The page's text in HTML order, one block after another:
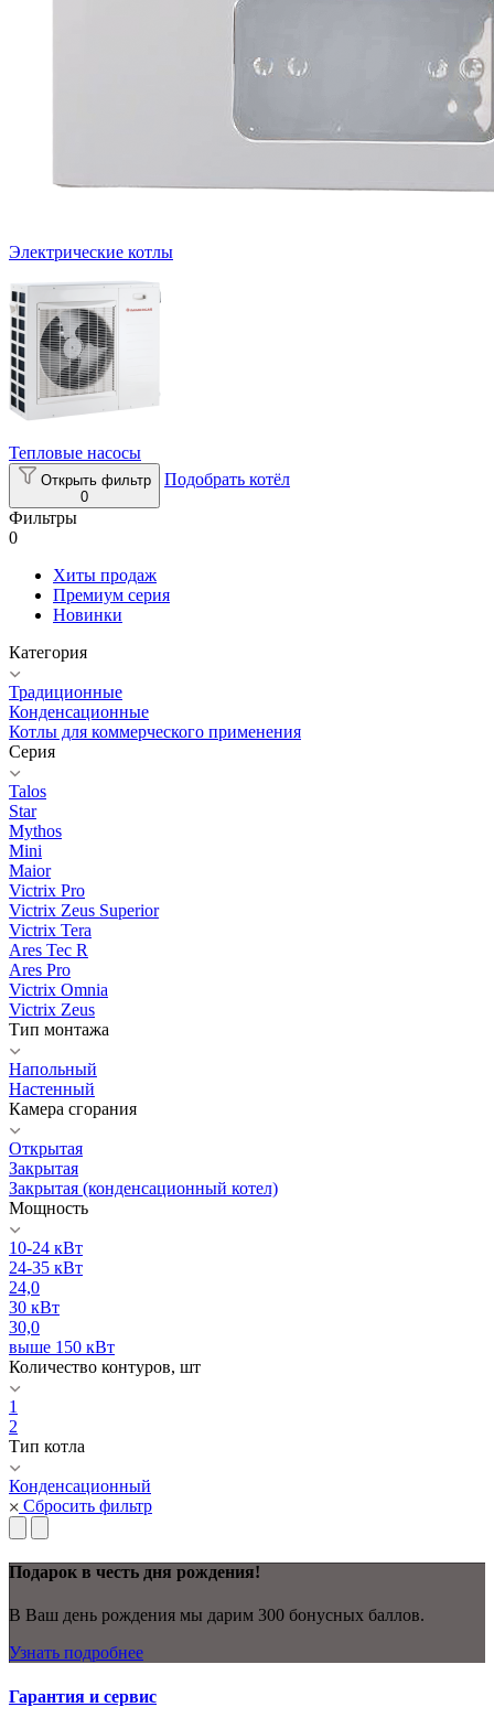
Электрические котлы
Тепловые насосы
Открыть фильтр
0
Подобрать котёл
Фильтры
0
Хиты продаж
Премиум серия
Новинки
Категория
Традиционные
Конденсационные
Котлы для коммерческого применения
Серия
Talos
Star
Mythos
Mini
Maior
Victrix Pro
Victrix Zeus Superior
Victrix Tera
Ares Tec R
Ares Pro
Victrix Omnia
Victrix Zeus
Тип монтажа
Напольный
Настенный
Камера сгорания
Открытая
Закрытая
Закрытая (конденсационный котел)
Мощность
10-24 кВт
24-35 кВт
24,0
30 кВт
30,0
выше 150 кВт
Количество контуров, шт
1
2
Тип котла
Конденсационный
Сбросить фильтр
Подарок в честь дня рождения!
В Ваш день рождения мы дарим 300 бонусных баллов.
Узнать подробнее
Гарантия и сервис